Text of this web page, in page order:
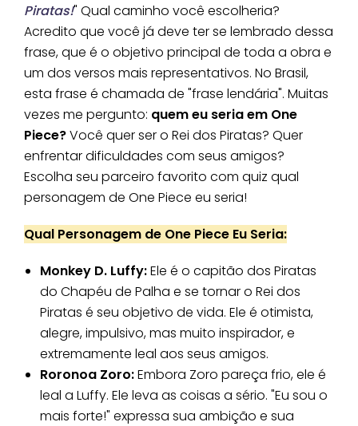
Piratas!" Qual caminho você escolheria?
Acredito que você já deve ter se lembrado dessa
frase, que é o objetivo principal de toda a obra e
um dos versos mais representativos. No Brasil,
esta frase é chamada de "frase lendária". Muitas
vezes me pergunto: quem eu seria em One
Piece?Você quer ser o Rei dos Piratas? Quer
enfrentar dificuldades com seus amigos?
Escolha seu parceiro favorito com quiz qual
personagem de One Piece eu seria!
Qual Personagem de One Piece Eu Seria:
Monkey D. Luffy:Ele é o capitão dos Piratas
do Chapéu de Palha e se tornar o Rei dos
Piratas é seu objetivo de vida. Ele é otimista,
alegre, impulsivo, mas muito inspirador, e
extremamente leal aos seus amigos.
Roronoa Zoro:Embora Zoro pareça frio, ele é
leal a Luffy. Ele leva as coisas a sério. "Eu sou o
mais forte!" expressa sua ambição e sua